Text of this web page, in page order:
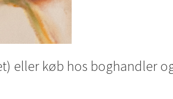
eller køb hos boghandler